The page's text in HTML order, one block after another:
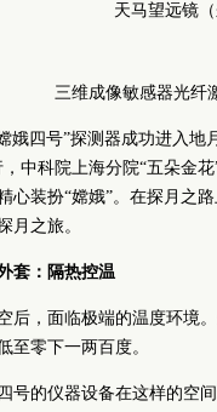
天马望远镜
三维成像敏感器光纤
娥四号”探测器成功进入
，中科院上海分院“五朵金
心装扮“嫦娥”。在探月之
月之旅。
套：隔热控温
后，面临极端的温度环境
至零下一两百度。
号的仪器设备在这样的空